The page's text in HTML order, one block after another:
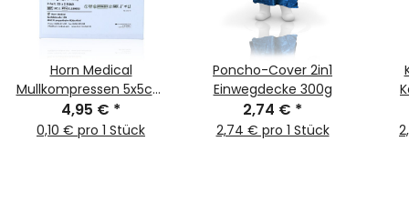
Horn Medical
Mullkompressen 5x5cm
steril weiß 25x 2Stk
4,95 € *
0,10 € pro 1 Stück
Poncho-Cover 2in1
Einwegdecke 300g
2,74 € *
2,74 € pro 1 Stück